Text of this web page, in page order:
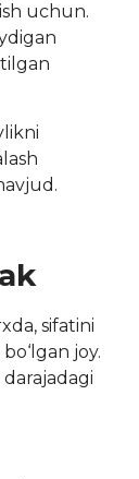
uchun.
sifatini
joy.